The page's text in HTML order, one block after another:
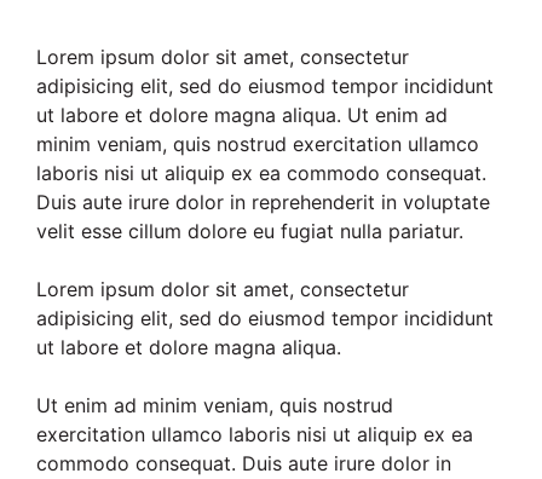
Lorem ipsum dolor sit amet, consectetur
adipisicing elit, sed do eiusmod tempor incididunt
ut labore et dolore magna aliqua. Ut enim ad
minim veniam, quis nostrud exercitation ullamco
laboris nisi ut aliquip ex ea commodo consequat.
Duis aute irure dolor in reprehenderit in voluptate
velit esse cillum dolore eu fugiat nulla pariatur.
Lorem ipsum dolor sit amet, consectetur
adipisicing elit, sed do eiusmod tempor incididunt
ut labore et dolore magna aliqua.
Ut enim ad minim veniam, quis nostrud
exercitation ullamco laboris nisi ut aliquip ex ea
commodo consequat. Duis aute irure dolor in